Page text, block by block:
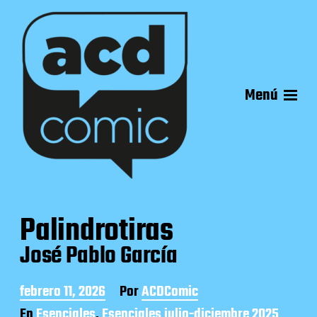
Menú
Palindrotiras
José Pablo García
F
e
febrero 11, 2026 PorACDComic